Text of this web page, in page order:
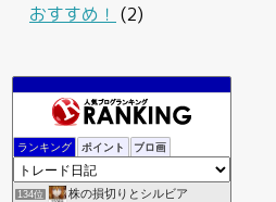
おすすめ！ (2)
ランキング ポイント ブロ画
132位 東証メモ
133位 ありさん5252の資産運用ブログ
134位 株の損切りとシルビア